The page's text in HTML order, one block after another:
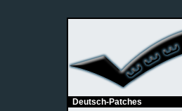
Deutsch-Patches